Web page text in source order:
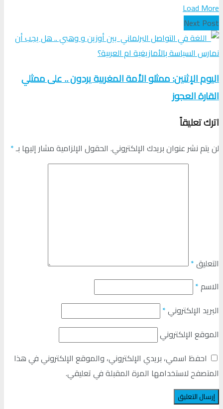
Load More
Next Post
اليوم الإثنين: ممثلو الأمة المغربية يردون .. على ممثلي
القارة العجوز
اترك تعليقاً
لن يتم نشر عنوان بريدك الإلكتروني. الحقول الإلزامية مشار إليها بـ*
التعليق*
الاسم*
البريد الإلكتروني*
الموقع الإلكتروني
احفظ اسمي، بريدي الإلكتروني، والموقع الإلكتروني في هذا
المتصفح لاستخدامها المرة المقبلة في تعليقي.